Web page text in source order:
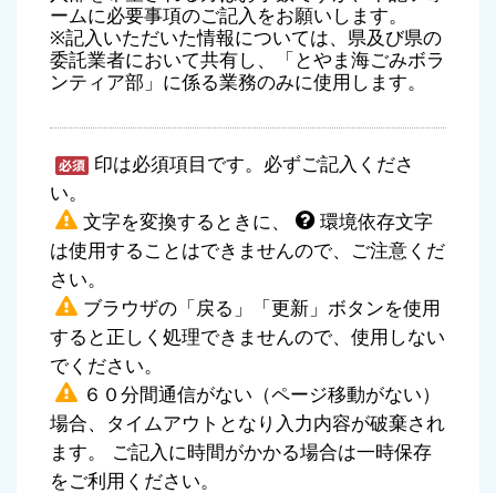
ームに必要事項のご記入をお願いします。
※記入いただいた情報については、県及び県の
委託業者において共有し、「とやま海ごみボラ
ンティア部」に係る業務のみに使用します。
印は必須項目です。必ずご記入くださ
い。
文字を変換するときに、
環境依存文字
は使用することはできませんので、ご注意くだ
さい。
ブラウザの「戻る」「更新」ボタンを使用
すると正しく処理できませんので、使用しない
でください。
６０分間通信がない（ページ移動がない）
場合、タイムアウトとなり入力内容が破棄され
ます。 ご記入に時間がかかる場合は一時保存
をご利用ください。